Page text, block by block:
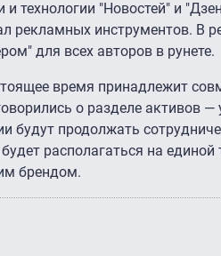
и технологии "Новостей" и
рекламных инструментов. В
для всех авторов в рунете.
время принадлежит
о разделе активов —
будут продолжать
будет располагаться на
брендом.